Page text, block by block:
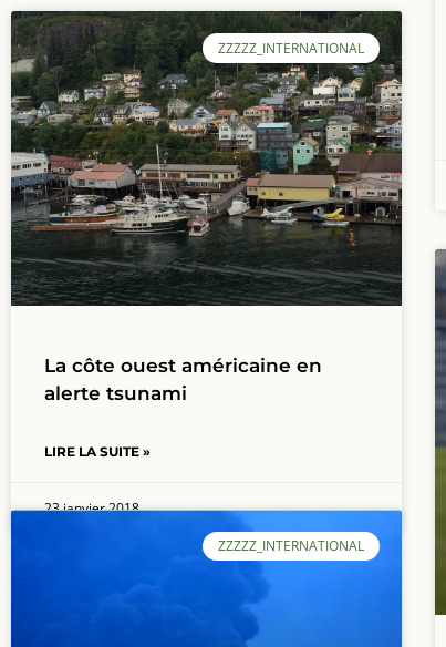
ZZZZZ_INTERNATIONAL
La côte ouest américaine en
alerte tsunami
LIRE LA SUITE »
23 janvier 2018
ZZZZZ_INTERNATIONAL